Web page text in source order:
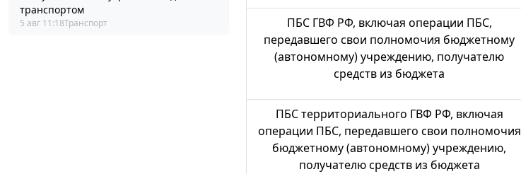
транспортом
5 авг 11:18Транспорт
ПБС ГВФ РФ, включая операции ПБС,
передавшего свои полномочия бюджетному
(автономному) учреждению, получателю
средств из бюджета
ПБС территориального ГВФ РФ, включая
операции ПБС, передавшего свои полномочия
бюджетному (автономному) учреждению,
получателю средств из бюджета